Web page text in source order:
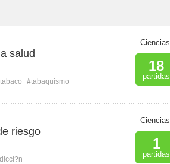
salud
#tabaquismo
Ciencias
18
partidas
riesgo
Ciencias
1
partidas